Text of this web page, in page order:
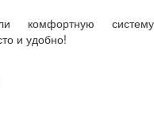
комфортную систему
и удобно!